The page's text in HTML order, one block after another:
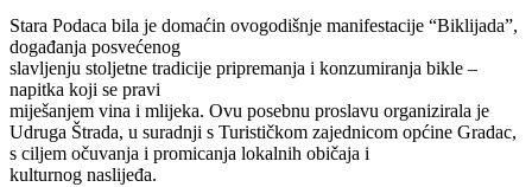
Stara Podaca bila je domaćin ovogodišnje manifestacije “Biklijada”,
događanja posvećenog
slavljenju stoljetne tradicije pripremanja i konzumiranja bikle –
napitka koji se pravi
miješanjem vina i mlijeka. Ovu posebnu proslavu organizirala je
Udruga Štrada, u suradnji s Turističkom zajednicom općine Gradac,
s ciljem očuvanja i promicanja lokalnih običaja i
kulturnog naslijeđa.